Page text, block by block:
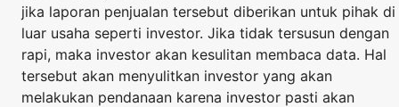
jika laporan penjualan tersebut diberikan untuk pihak di
luar usaha seperti investor. Jika tidak tersusun dengan
rapi, maka investor akan kesulitan membaca data. Hal
tersebut akan menyulitkan investor yang akan
melakukan pendanaan karena investor pasti akan